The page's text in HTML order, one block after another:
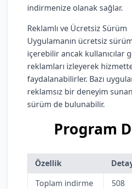
indirmenize olanak sağlar.
Reklamlı ve Ücretsiz Sürüm
Uygulamanın ücretsiz
içerebilir ancak kullanıcılar
reklamları izleyerek
faydalanabilirler. Bazı
reklamsız bir deneyim
sürüm de bulunabilir.
Program
Özellik
Toplam indirme
508